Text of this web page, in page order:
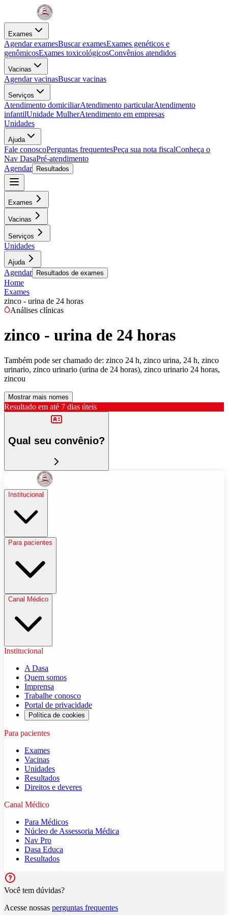
Exames
Agendar examesBuscar examesExames genéticos e
genômicosExames toxicológicosConvênios atendidos
Vacinas
Agendar vacinasBuscar vacinas
Serviços
Atendimento domiciliarAtendimento particularAtendimento
infantilUnidade MulherAtendimento em empresas
Unidades
Ajuda
Fale conoscoPerguntas frequentesPeça sua nota fiscalConheça o
Nav DasaPré-atendimento
Agendar
Resultados
Exames
Vacinas
Serviços
Unidades
Ajuda
Agendar Resultados de exames
Home
Exames
zinco - urina de 24 horas
Análises clínicas
zinco - urina de 24 horas
Também pode ser chamado de: zinco 24 h, zinco urina, 24 h, zinco
urinario, zinco urinario (urina de 24 horas), zinco urinario 24 horas,
zincou
Mostrar mais nomes
Resultado em até 7 dias úteis
Qual seu convênio?
Institucional
Para pacientes
Canal Médico
Institucional
A Dasa
Quem somos
Imprensa
Trabalhe conosco
Portal de privacidade
Política de cookies
Para pacientes
Exames
Vacinas
Unidades
Resultados
Direitos e deveres
Canal Médico
Para Médicos
Núcleo de Assessoria Médica
Nav Pro
Dasa Educa
Resultados
Você tem dúvidas?
Acesse nossas perguntas frequentes